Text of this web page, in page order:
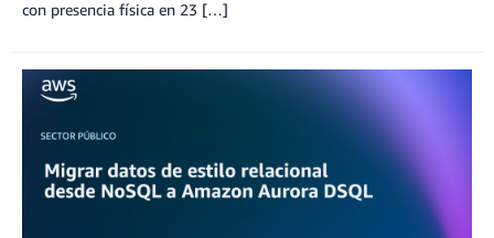
con presencia física en 23 […]